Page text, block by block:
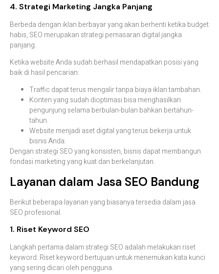
4. Strategi Marketing Jangka Panjang
Berbeda dengan iklan berbayaryang akan berhenti ketika budget
habis, SEO merupakan strategi pemasaran digital jangka
panjang.
KetikawebsiteAnda sudah berhasil mendapatkan posisiyang
baikdi hasil pencarian:
Traffic dapatterus mengalirtanpa biaya iklantambahan.
Kontenyang sudah dioptimasi bisa menghasilkan
pengunjung selama berbulan-bulan bahkan bertahun-
tahun.
Website menjadi asetdigitalyangterus bekerja untuk
bisnisAnda.
Dengan strategi SEOyang konsisten, bisnis dapatmembangun
fondasi marketingyang kuatdan berkelanjutan.
Layanan dalam Jasa SEO Bandung
Berikutbeberapa layananyang biasanyatersedia dalam jasa
SEO profesional.
1. Riset Keyword SEO
Langkah pertama dalam strategi SEO adalah melakukan riset
keyword. Risetkeyword bertujuan untukmenemukan kata kunci
yang sering dicari oleh pengguna.